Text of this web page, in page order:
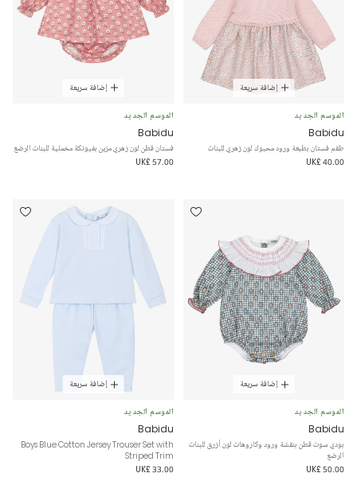
إضافة سريعة
الموسم الجديد
Babidu
طقم فستان بطبعة ورود محبوك لون زهري للبنات
UK£ 40.00
إضافة سريعة
الموسم الجديد
Babidu
فستان قطن لون زهري مزين بفيونكة مخملية للبنات الرضع
UK£ 57.00
إضافة سريعة
الموسم الجديد
Babidu
بودي سوت قطن بنقشة ورود وكاروهات لون أزرق للبنات
الرضع
UK£ 50.00
إضافة سريعة
الموسم الجديد
Babidu
Boys Blue Cotton Jersey Trouser Set with
Striped Trim
UK£ 33.00